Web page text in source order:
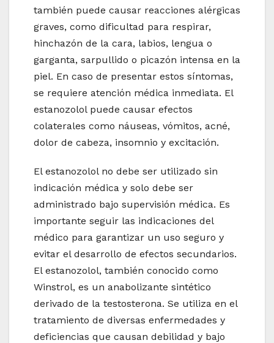
también puede causar reacciones alérgicas
graves, como dificultad para respirar,
hinchazón de la cara, labios, lengua o
garganta, sarpullido o picazón intensa en la
piel. En caso de presentar estos síntomas,
se requiere atención médica inmediata. El
estanozolol puede causar efectos
colaterales como náuseas, vómitos, acné,
dolor de cabeza, insomnio y excitación.
El estanozolol no debe ser utilizado sin
indicación médica y solo debe ser
administrado bajo supervisión médica. Es
importante seguir las indicaciones del
médico para garantizar un uso seguro y
evitar el desarrollo de efectos secundarios.
El estanozolol, también conocido como
Winstrol, es un anabolizante sintético
derivado de la testosterona. Se utiliza en el
tratamiento de diversas enfermedades y
deficiencias que causan debilidad y bajo